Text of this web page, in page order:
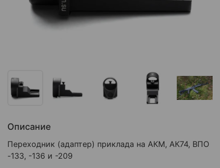
Описание
Переходник (адаптер) приклада на АКМ, АК74, ВПО
-133, -136 и -209